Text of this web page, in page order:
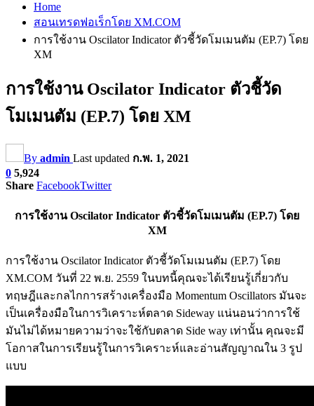
Home
สอนเทรดฟอเร็กโดย XM.COM
การใช้งาน Oscilator Indicator ตัวชี้วัดโมเมนตัม (EP.7) โดย
XM
การใช้งาน Oscilator Indicator ตัวชี้วัด
โมเมนตัม (EP.7) โดย XM
By admin Last updated ก.พ. 1, 2021
0 5,924
Share FacebookTwitter
การใช้งาน Oscilator Indicator ตัวชี้วัดโมเมนตัม (EP.7) โดย
XM
การใช้งาน Oscilator Indicator ตัวชี้วัดโมเมนตัม (EP.7) โดย
XM.COM วันที่ 22 พ.ย. 2559 ในบทนี้คุณจะได้เรียนรู้เกี่ยวกับ
ทฤษฎีและกลไกการสร้างเครื่องมือ Momentum Oscillators มันจะ
เป็นเครื่องมือในการวิเคราะห์ตลาด Sideway แน่นอนว่าการใช้
มันไม่ได้หมายความว่าจะใช้กับตลาด Side way เท่านั้น คุณจะมี
โอกาสในการเรียนรู้ในการวิเคราะห์และอ่านสัญญาณใน 3 รูป
แบบ